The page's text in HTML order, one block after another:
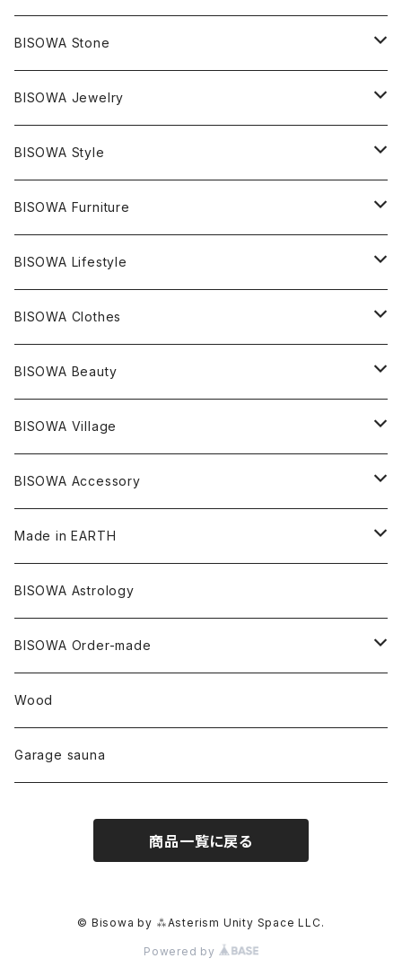
BISOWA Stone
マスタークリスタル / 水晶
エレスチャル
ライトニング
ツインソウル
メタモルフォーゼス
クォーツインクォーツ
ガーデンクォーツ
石の種類別
アメジスト
アクアマリン
デュモルチェライト
タンザナイト
ムーンストーン
ルチルクォーツ
産地別
ヒマラヤ
ブラジル
中国
アメリカ
BISOWA Jewelry
ネックレス／ペンダント
宇佐美聖子
絹麻 ~kenma~
ピアス
宇佐美聖子
Others
ブレスレット
宇佐美聖子
Others
リング
サンキャッチャー
ヘアアクセサリー
イヤリング
キーホルダー
BISOWA Style
ONE PIECE
ヘンプ
オーガニックコットン
PANTS
ヘンプ
オーガニックコットン
T-SHIRT
オーガニックコットン
ヘンプコットン
leggings
ヘンプ
オーガニックコットン
Others
ヘンプ
オーガニックコットン
Underwear
BISOWA Furniture
のるすく
BISOWA Lifestyle
Music
宇佐美聖子
Niceness Music
浄化アイテム
Cosmic Hemp 麻炭
セージ
オラクルカード
キャンドル
HAZE 和蝋燭
縁キャンドル
陶器
大蝶恵美子
Tomoko Uemura Art 麻炭陶器
Cosmic hemp
YUGEN GLASS
others
foods
BISOWA Clothes
麻
絹
Others
オーガニックコットン
バンブー
オーガニックフリース
BISOWA Beauty
ヘンプオイル
BISOWA Village
Bisowa Club Room
BISOWA Accessory
ヘアゴム
宇佐美聖子
Made in EARTH
Misakubo Japan
碧-AOI-の松葉天然酵母パン
Uwajima Japan
BISOWA Astrology
BISOWA Order-made
∞Seiko Usami∞
Wood
Garage sauna
商品一覧に戻る
© Bisowa by ⁂Asterism Unity Space LLC.
Powered by